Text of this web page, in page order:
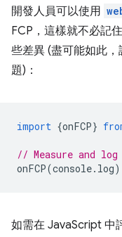
開發人員可以使用
FCP，這樣就不必記
些差異 (盡可能如此
題)：
import {onFCP}
// Measure and
onFCP(console. log
如需在 JavaScript 中